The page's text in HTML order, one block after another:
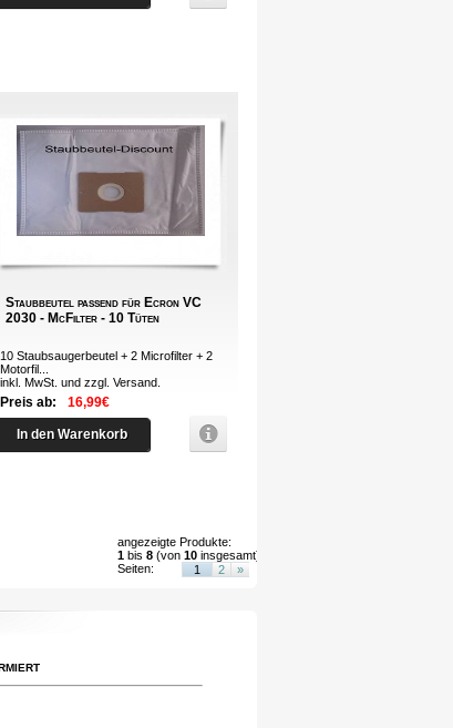
Staubbeutel passend für Ecron VC
2030 - McFilter - 10 Tüten
10 Staubsaugerbeutel + 2 Microfilter + 2
Motorfil...
inkl. MwSt. und zzgl. Versand
Preis ab: 16,99€
In den Warenkorb
angezeigte Produkte:
1 bis 8 (von 10 insgesamt)
Seiten:
1 2 »